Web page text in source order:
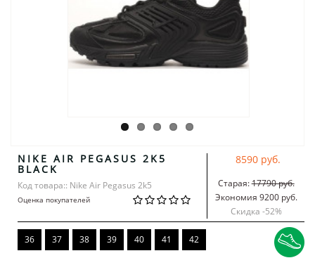
NIKE AIR PEGASUS 2K5
BLACK
Код товара:: Nike Air Pegasus 2k5
Оценка покупателей
8590 руб.
Старая:17790 руб.
Экономия 9200 руб.
Скидка -52%
36 37 38 39 40 41 42